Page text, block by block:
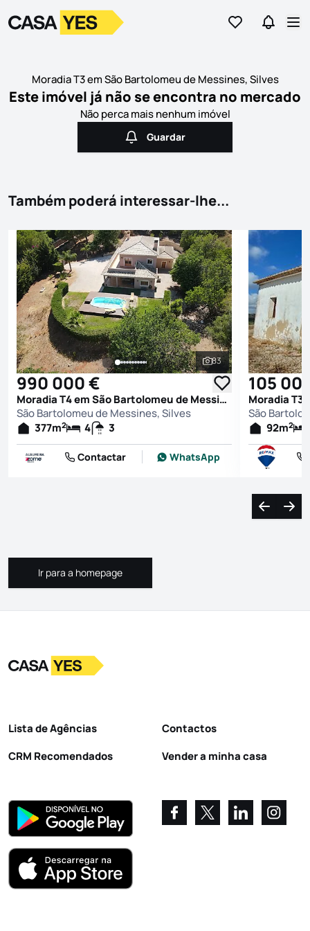
Ir para osIr para
LogoIr para a homepage
Moradia T3 em São Bartolomeu de Messines, Silves
Este imóvel já não se encontra no mercado
Não perca mais nenhum imóvel
Guardar
Guardar
Também poderá interessar-lhe...
Ver todas as
83
990 000 €
Moradia T4 em São Bartolomeu de Messines, Silves
São Bartolomeu de Messines, Silves
377m2 4 3
Contactar WhatsApp
105
São
92m2
Ir para a homepage
Ir para a homepage
LogoIr para a homepage
Lista de Agências
CRM Recomendados
Contactos
Vender a minha casa